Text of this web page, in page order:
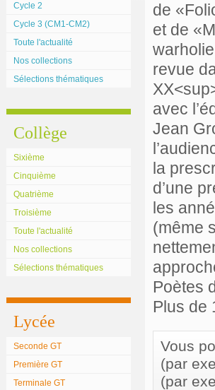
Cycle 2
Cycle 3 (CM1-CM2)
Toute l'actualité
Nos collections
Sélections thématiques
Collège
Sixième
Cinquième
Quatrième
Troisième
Toute l'actualité
Nos collections
Sélections thématiques
Lycée
Seconde GT
Première GT
Terminale GT
de
et de
revue
avec
Jean
la
d’une
les
(même
Poètes
Plus de
Vous
(par
(par